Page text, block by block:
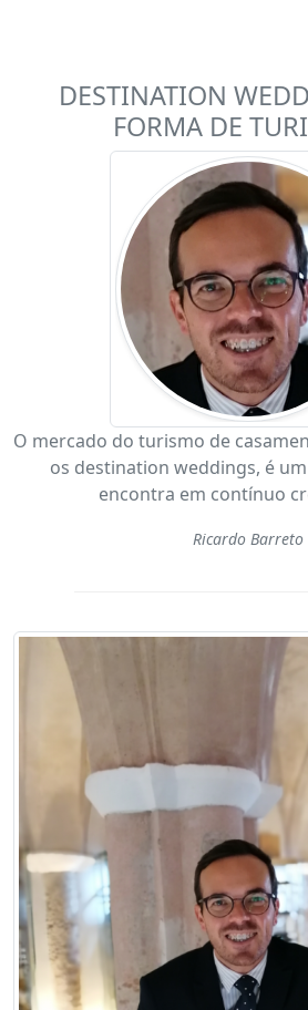
DESTINATION
FORMA DE
O mercado do turismo de
os destination weddings, é
encontra em contínuo
Ricardo Barreto